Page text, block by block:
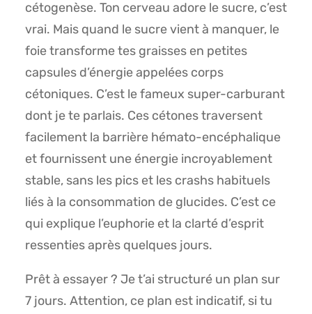
cétogenèse. Ton cerveau adore le sucre, c’est
vrai. Mais quand le sucre vient à manquer, le
foie transforme tes graisses en petites
capsules d’énergie appelées corps
cétoniques. C’est le fameux super-carburant
dont je te parlais. Ces cétones traversent
facilement la barrière hémato-encéphalique
et fournissent une énergie incroyablement
stable, sans les pics et les crashs habituels
liés à la consommation de glucides. C’est ce
qui explique l’euphorie et la clarté d’esprit
ressenties après quelques jours.
Prêt à essayer ? Je t’ai structuré un plan sur
7 jours. Attention, ce plan est indicatif, si tu